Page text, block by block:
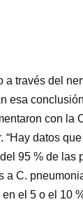
través del
esa
con la
datos
95 % de las
a C.
el 5 o el 10